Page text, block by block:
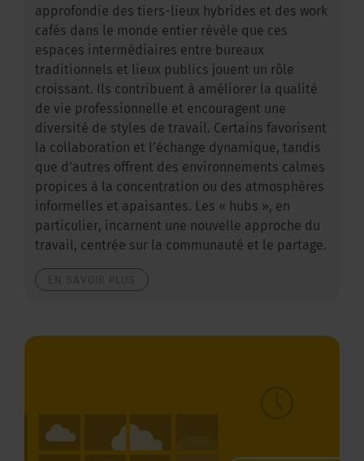
approfondie des tiers-lieux hybrides et des work
cafés dans le monde entier révèle que ces
espaces intermédiaires entre bureaux
traditionnels et lieux publics jouent un rôle
croissant. Ils contribuent à améliorer la qualité
de vie professionnelle et encouragent une
diversité de styles de travail. Certains favorisent
la collaboration et l’échange dynamique, tandis
que d’autres offrent des environnements calmes
propices à la concentration ou des atmosphères
informelles et apaisantes. Les « hubs », en
particulier, incarnent une nouvelle approche du
travail, centrée sur la communauté et le partage.